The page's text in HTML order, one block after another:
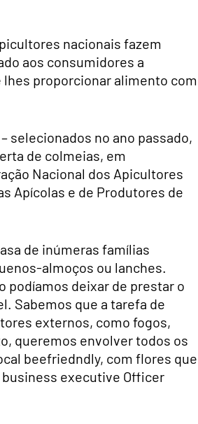
nacionais fazem
aos consumidores a
proporcionar alimento com
selecionados no ano passado,
de colmeias, em
Nacional dos Apicultores
Apícolas e de Produtores de
de inúmeras famílias
almoços ou lanches.
podíamos deixar de prestar o
Sabemos que a tarefa de
externos, como fogos,
queremos envolver todos os
beefriedndly, com flores que
executive Officer